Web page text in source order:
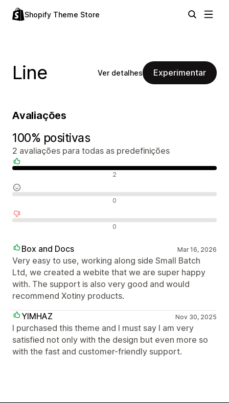
Shopify Theme Store
Line Ver detalhes Experimentar
Avaliações
100% positivas
2 avaliações para todas as predefinições
2
0
0
Box and Docs Mar 16, 2026
Very easy to use, working along side Small Batch
Ltd, we created a webite that we are super happy
with. The support is also very good and would
recommend Xotiny products.
YIMHAZ
Nov 30, 2025
I purchased this theme and I must say I am very
satisfied not only with the design but even more so
with the fast and customer-friendly support.